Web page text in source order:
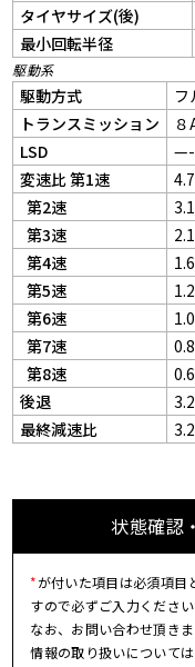
タイヤサイズ(後)
最小回転半径
駆動系
駆動方式
フ
トランスミッション
８
LSD
—-
変速比 第1速
第2速
第3速
第4速
第5速
第6速
第7速
第8速
後退
最終減速比
状態確認
*が付いた項目は必須項目
すので必ずご入力ください
なお、お問い合わせ頂き
情報の取り扱いについて